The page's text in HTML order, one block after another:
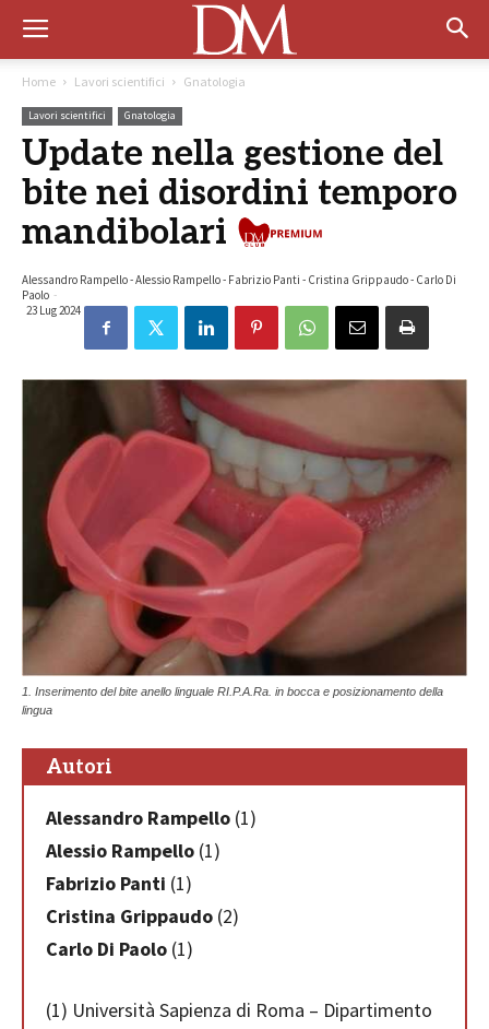
Home Lavori scientifici Gnatologia
Lavori scientifici Gnatologia
Update nella gestione del
bite nei disordini temporo
mandibolari
Alessandro Rampello - Alessio Rampello - Fabrizio Panti - Cristina Grippaudo - Carlo Di
Paolo -
23 Lug 2024
1. Inserimento del bite anello linguale RI.P.A.Ra. in bocca e posizionamento della
lingua
Autori
Alessandro Rampello (1)
Alessio Rampello (1)
Fabrizio Panti (1)
Cristina Grippaudo (2)
Carlo Di Paolo (1)
(1) Università Sapienza di Roma – Dipartimento